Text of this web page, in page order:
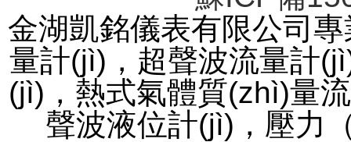
金湖凱銘儀表有限公司
量計(jì)，超聲波流量
(jì)，熱式氣體質(zhì)
聲波液位計(jì)，壓力